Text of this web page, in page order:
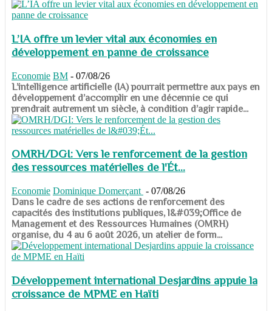
L’IA offre un levier vital aux économies en
développement en panne de croissance
Economie BM - 07/08/26
​​​​​​​L’intelligence artificielle (IA) pourrait permettre aux pays en
développement d’accomplir en une décennie ce qui
prendrait autrement un siècle, à condition d’agir rapide...
OMRH/DGI: Vers le renforcement de la gestion
des ressources matérielles de l'Ét...
Economie Dominique Domerçant - 07/08/26
Dans le cadre de ses actions de renforcement des
capacités des institutions publiques, l&#039;Office de
Management et des Ressources Humaines (OMRH)
organise, du 4 au 6 août 2026, un atelier de form...
Développement international Desjardins appuie la
croissance de MPME en Haïti